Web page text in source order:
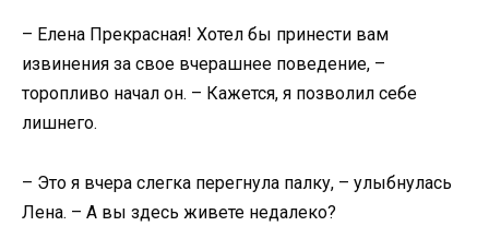
– Елена Прекрасная! Хотел бы принести вам
извинения за свое вчерашнее поведение, –
торопливо начал он. – Кажется, я позволил себе
лишнего.
– Это я вчера слегка перегнула палку, – улыбнулась
Лена. – А вы здесь живете недалеко?